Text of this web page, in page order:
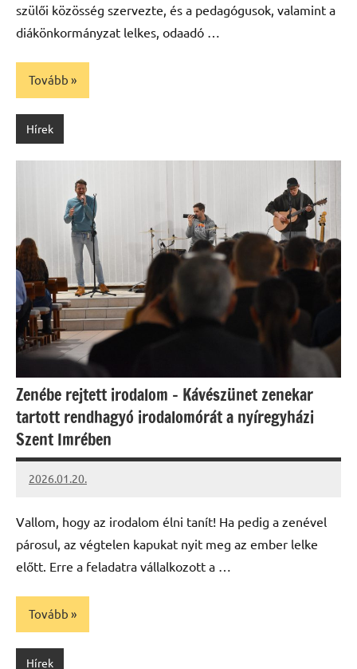
szülői közösség szervezte, és a pedagógusok, valamint a
diákönkormányzat lelkes, odaadó …
Tovább
Hírek
Zenébe rejtett irodalom – Kávészünet zenekar
tartott rendhagyó irodalomórát a nyíregyházi
Szent Imrében
2026.01.20.
Leiszt
Vallom, hogy az irodalom élni tanít! Ha pedig a zenével
párosul, az végtelen kapukat nyit meg az ember lelke
előtt. Erre a feladatra vállalkozott a …
Tovább
Hírek